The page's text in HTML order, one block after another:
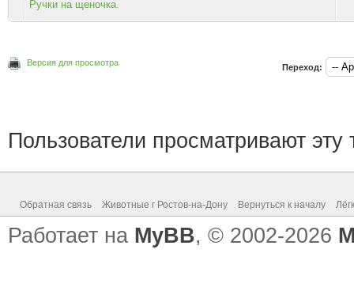
Ручки на щеночка.
Версия для просмотра Переход:
Пользователи просматривают эту
Обратная связь Животные г Ростов-на-Дону Вернуться к началу
Работает на MyBB, © 2002-2026